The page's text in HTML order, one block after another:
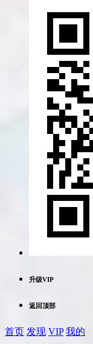
升级VIP
返回顶部
首页 发现 VIP 我的